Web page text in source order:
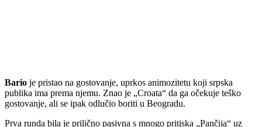
Bario je pristao na gostovanje, uprkos animozitetu koji srpska
publika ima prema njemu. Znao je „Croata“ da ga očekuje teško
gostovanje, ali se ipak odlučio boriti u Beogradu.
Prva runda bila je prilično pasivna s mnogo pritiska „Pančija“ uz